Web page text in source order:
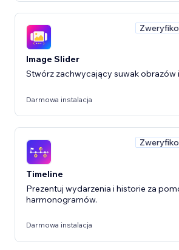
Image Slider
Stwórz zachwycający suwak obrazów
Darmowa instalacja
Timeline
Prezentuj wydarzenia i historie za
harmonogramów.
Darmowa instalacja